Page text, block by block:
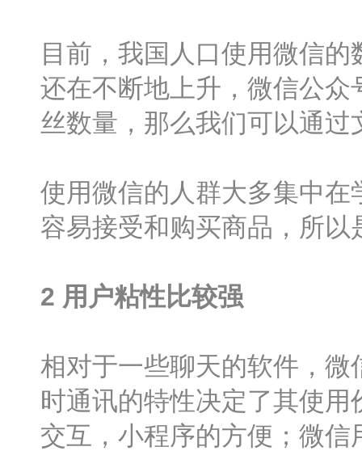
目前，我国人口使用微信
还在不断地上升，微信公
丝数量，那么我们可以通
使用微信的人群大多集中
容易接受和购买商品，所
2 用户粘性比较强
相对于一些聊天的软件，
时通讯的特性决定了其使
交互，小程序的方便；微